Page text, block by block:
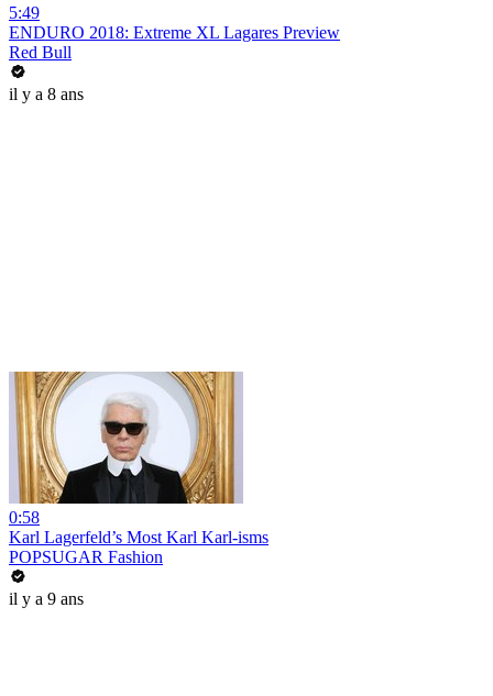
5:49
ENDURO 2018: Extreme XL Lagares Preview
Red Bull
il y a 8 ans
0:58
Karl Lagerfeld’s Most Karl Karl-isms
POPSUGAR Fashion
il y a 9 ans